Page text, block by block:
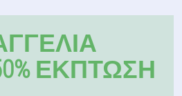
50% ΕΚΠΤΩΣΗ